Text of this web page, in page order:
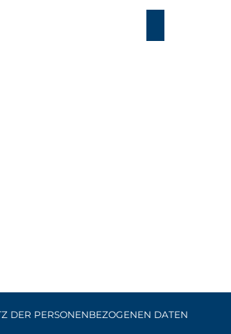
DER PERSONENBEZOGENEN DATEN